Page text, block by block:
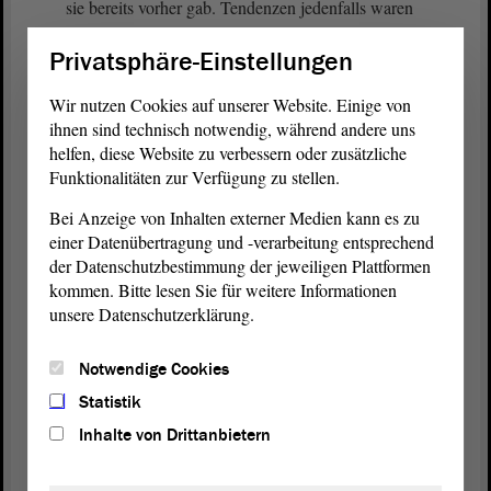
sie bereits vorher gab. Tendenzen jedenfalls waren
vorher schon erkennbar. Daher ist die drängende
Frage, wie wir Publikum zurückgewinnen können,
Geld wird nicht reichen. Gefragt sind Ideen und
Konzepte, ein Wandel der Einrichtungen hin zu
mehr Diversität und Themenformaten. Vor allem
müssen die Einrichtungen ihre Bedeutung für die
Gesellschaft neu definieren; das ist bereits
angesprochen worden.
Die Frage lautet, ganz einfach gestellt: Warum
Kultur? Die Coronakrise beschleunigt einen
angekündigt hat. Darauf reagieren wir. Ich will
zwei Dinge ansprechen, die uns wichtig sind.
Privatsphäre-Einstellungen
Wir nutzen Cookies auf unserer Website. Einige von
ihnen sind technisch notwendig, während andere uns
helfen, diese Website zu verbessern oder zusätzliche
Funktionalitäten zur Verfügung zu stellen.
Bei Anzeige von Inhalten externer Medien kann es zu
einer Datenübertragung und -verarbeitung entsprechend
der Datenschutzbestimmung der jeweiligen Plattformen
kommen. Bitte lesen Sie für weitere Informationen
unsere Datenschutzerklärung.
Notwendige Cookies
Statistik
Inhalte von Drittanbietern